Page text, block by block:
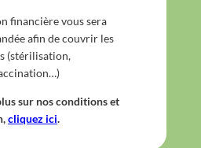
financière vous sera
afin de couvrir les
(stérilisation,
sur nos conditions et
cliquez ici.